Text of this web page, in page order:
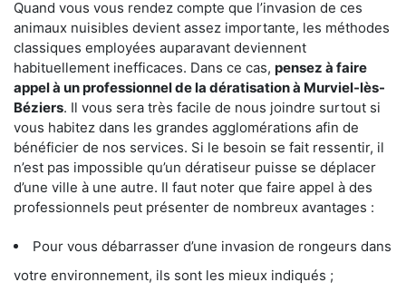
Quand vous vous rendez compte que l’invasion de ces
animaux nuisibles devient assez importante, les méthodes
classiques employées auparavant deviennent
habituellement inefficaces. Dans ce cas, pensez à faire
appel à un professionnel de la dératisation à Murviel-lès-
Béziers. Il vous sera très facile de nous joindre surtout si
vous habitez dans les grandes agglomérations afin de
bénéficier de nos services. Si le besoin se fait ressentir, il
n’est pas impossible qu’un dératiseur puisse se déplacer
d’une ville à une autre. Il faut noter que faire appel à des
professionnels peut présenter de nombreux avantages :
Pour vous débarrasser d’une invasion de rongeurs dans
votre environnement, ils sont les mieux indiqués ;